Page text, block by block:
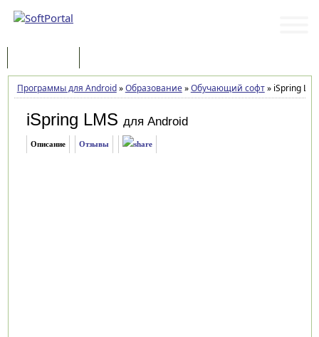
Программы для Android»Образование»Обучающий софт»iSpring
iSpring LMS для Android
Описание Отзывы